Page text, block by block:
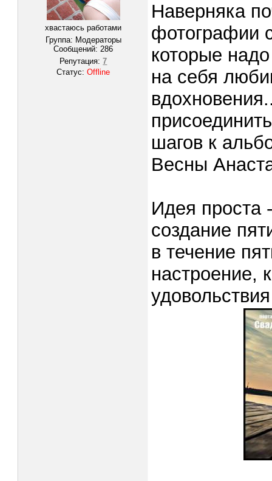
хвастаюсь работами
Группа: Модераторы
Сообщений:286
Репутация:7
Статус:Offline
Наверняка
фотографии
которые
на себя
шагов к
Весны
Идея проста
создание
в течение
настроение,